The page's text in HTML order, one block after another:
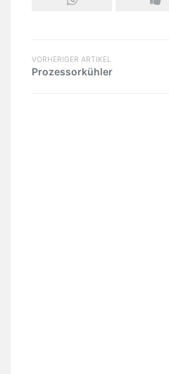
VORHERIGER ARTIKEL
Prozessorkühler